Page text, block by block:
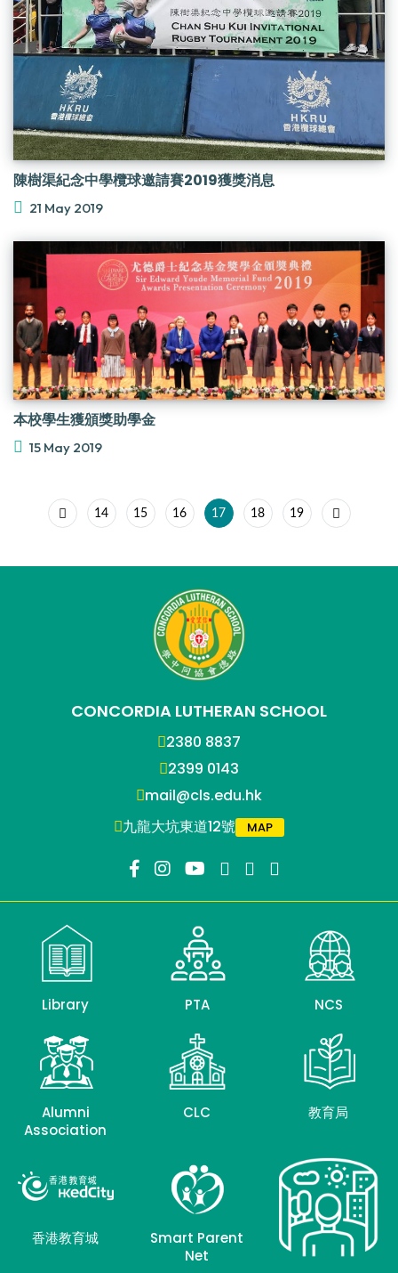
陳樹渠紀念中學欖球邀請賽2019獲獎消息
21 May 2019
本校學生獲頒獎助學金
15 May 2019
14 15 16 17 18 19
CONCORDIA LUTHERAN SCHOOL
2380 8837
2399 0143
mail@cls.edu.hk
九龍大坑東道12號
MAP
Library PTA NCS
Alumni
Association
CLC 教育局
香港教育城
Smart Parent
Net